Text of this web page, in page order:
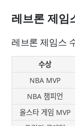
레브론 제임
레브론 제임스
수상
NBA MVP
NBA 챔피언
올스타 게임 MVP